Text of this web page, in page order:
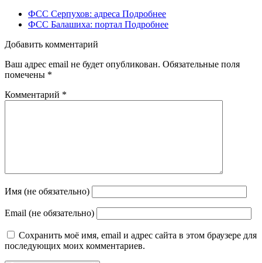
ФСС Серпухов: адреса Подробнее
ФСС Балашиха: портал Подробнее
Добавить комментарий
Ваш адрес email не будет опубликован. Обязательные поля
помечены *
Комментарий *
Имя (не обязательно)
Email (не обязательно)
Сохранить моё имя, email и адрес сайта в этом браузере для
последующих моих комментариев.